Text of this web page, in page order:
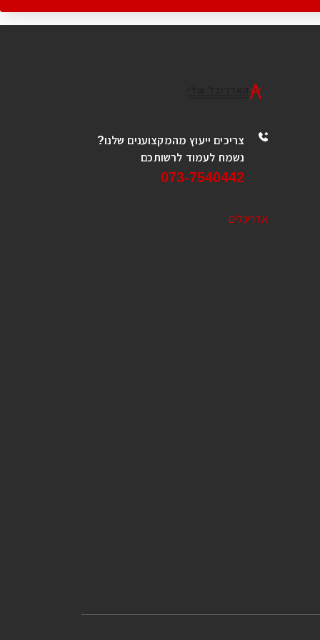
צריכים ייעוץ מהמקצוענים שלנו?
נשמח לעמוד לרשותכם
073-7540442